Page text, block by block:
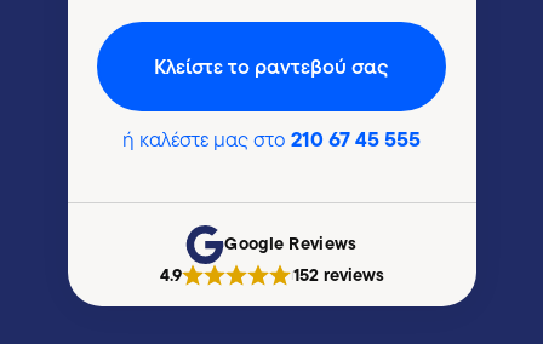
Kλείστε το ραντεβού σας
ή καλέστε μας στο 210 67 45 555
Google Reviews
4.9
|152 reviews